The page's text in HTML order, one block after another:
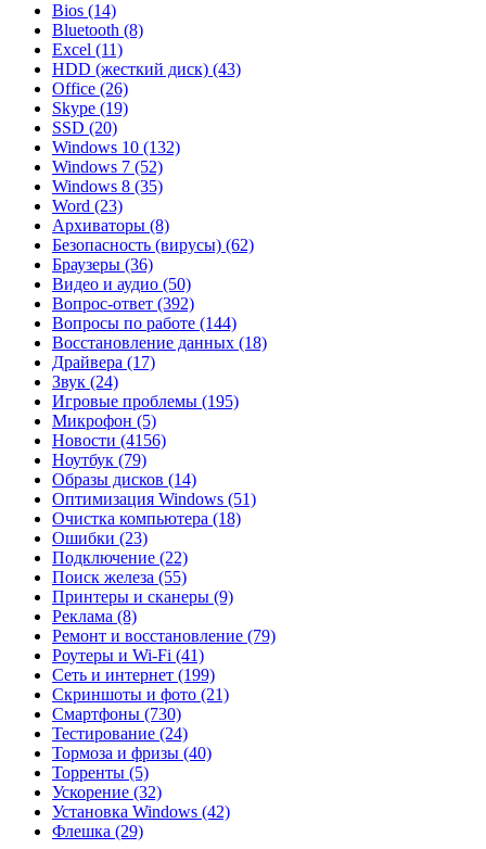
Bios (14)
Bluetooth (8)
Excel (11)
HDD (жесткий диск) (43)
Office (26)
Skype (19)
SSD (20)
Windows 10 (132)
Windows 7 (52)
Windows 8 (35)
Word (23)
Архиваторы (8)
Безопасность (вирусы) (62)
Браузеры (36)
Видео и аудио (50)
Вопрос-ответ (392)
Вопросы по работе (144)
Восстановление данных (18)
Драйвера (17)
Звук (24)
Игровые проблемы (195)
Микрофон (5)
Новости (4156)
Ноутбук (79)
Образы дисков (14)
Оптимизация Windows (51)
Очистка компьютера (18)
Ошибки (23)
Подключение (22)
Поиск железа (55)
Принтеры и сканеры (9)
Реклама (8)
Ремонт и восстановление (79)
Роутеры и Wi-Fi (41)
Сеть и интернет (199)
Скриншоты и фото (21)
Смартфоны (730)
Тестирование (24)
Тормоза и фризы (40)
Торренты (5)
Ускорение (32)
Установка Windows (42)
Флешка (29)